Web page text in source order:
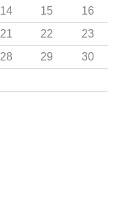
14 15
16
21 22
23
28 29
30